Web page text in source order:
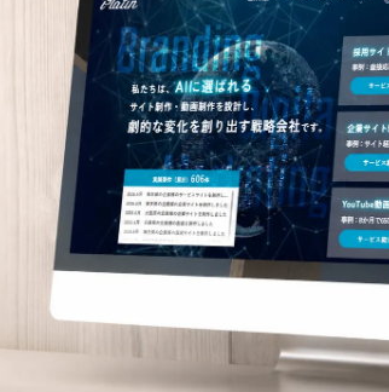
取り入れるための改善ポイント
ーアル時に見直すべき設計
つながるデザイン改善のコツ
ホームページは本当に成果につながる？
に共通するポイント
と集客・SEOの関係
適なデザインの判断基準
ージ制作なら株式会社プラットインへ